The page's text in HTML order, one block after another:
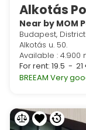
Alkotás
Near by MOM
Budapest, District
Alkotás u. 50.
Available : 4.900
For rent: 19.5 -
BREEAM Very